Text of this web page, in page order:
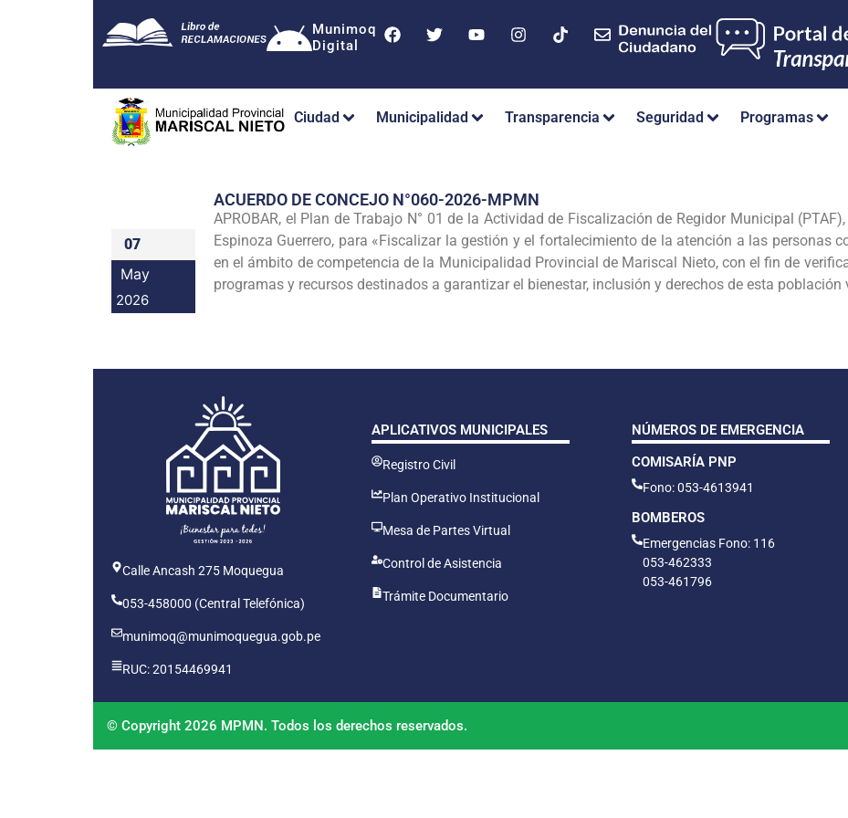
Munimoq
Digital
Ciudad Municipalidad Transparencia Seguridad Programas
07
May
2026
ACUERDO DE CONCEJO N°060-2026-MPMN
APROBAR, el Plan de Trabajo N° 01 de la Actividad de Fiscalización de Regidor Municipal
Espinoza Guerrero, para «Fiscalizar la gestión y el fortalecimiento de la atención a las personas
en el ámbito de competencia de la Municipalidad Provincial de Mariscal Nieto, con el fin de
programas y recursos destinados a garantizar el bienestar, inclusión y derechos de esta población
Calle Ancash 275 Moquegua
053-458000 (Central Telefónica)
munimoq@munimoquegua.gob.pe
RUC: 20154469941
APLICATIVOS MUNICIPALES
Registro Civil
Plan Operativo Institucional
Mesa de Partes Virtual
Control de Asistencia
Trámite Documentario
NÚMEROS DE EMERGENCIA
COMISARÍA PNP
Fono: 053-4613941
BOMBEROS
Emergencias Fono: 116
053-462333
053-461796
© Copyright 2026 MPMN. Todos los derechos reservados.